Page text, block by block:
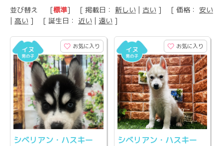
並び替え [標準] [ 掲載日： 新しい | 古い ] [ 価格： 安い
| 高い ] [ 誕生日： 近い | 遠い ]
お気に入り
シベリアン・ハスキー
お気に入り
シベリアン・ハスキー